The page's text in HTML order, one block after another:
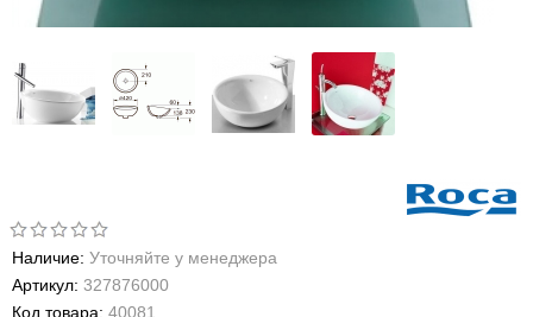
Наличие: Уточняйте у менеджера
Артикул: 327876000
Код товара: 40081